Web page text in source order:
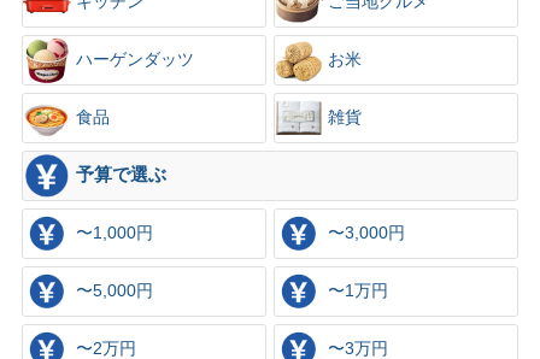
ハーゲンダッツ お米
食品 雑貨
予算で選ぶ
〜1,000円 〜3,000円
〜5,000円 〜1万円
〜2万円 〜3万円